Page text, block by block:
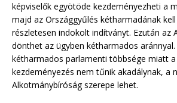
képviselők egyötöde kezdeményezheti a
majd az Országgyűlés kétharmadának
részletesen indokolt indítványt. Ezután az
dönthet az ügyben kétharmados aránnyal.
kétharmados parlamenti többsége miatt
kezdeményezés nem tűnik akadálynak, a
Alkotmánybíróság szerepe lehet.